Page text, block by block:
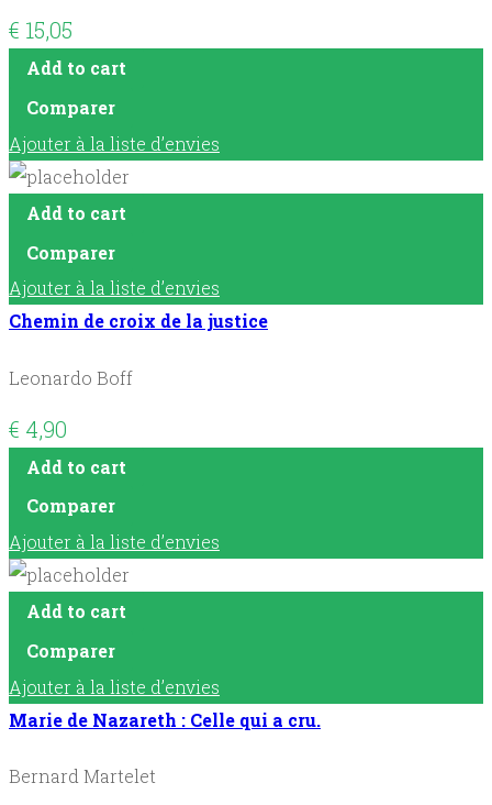
€ 15,05
Add to cart
Comparer
Ajouter à la liste d’envies
Add to cart
Comparer
Ajouter à la liste d’envies
Chemin de croix de la justice
Leonardo Boff
€ 4,90
Add to cart
Comparer
Ajouter à la liste d’envies
Add to cart
Comparer
Ajouter à la liste d’envies
Marie de Nazareth : Celle qui a cru.
Bernard Martelet